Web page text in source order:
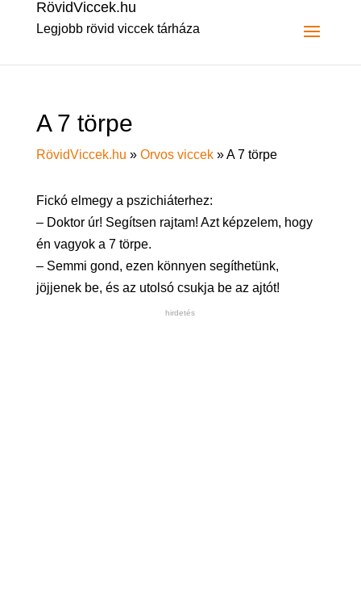
RövidViccek.hu
Legjobb rövid viccek tárháza
A 7 törpe
RövidViccek.hu » Orvos viccek»A 7 törpe
Fickó elmegy a pszichiáterhez:
– Doktor úr! Segítsen rajtam! Azt képzelem, hogy
én vagyok a 7 törpe.
– Semmi gond, ezen könnyen segíthetünk,
jöjjenek be, és az utolsó csukja be az ajtót!
hirdetés